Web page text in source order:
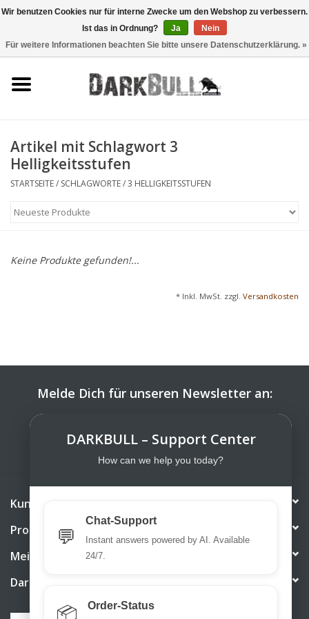
Schiesstraining
taktische Ausrüstung
Artikel mit Schlagwort 3
Helligkeitsstufen
STARTSEITE/ SCHLAGWORTE/3 HELLIGKEITSSTUFEN
Keine Produkte gefunden!...
* Inkl. MwSt. zzgl. Versandkosten
Melde Dich für unseren Newsletter an:
Kundendienst
Produkte
Mein Konto
DarkBull TrendStore
Wir benutzen Cookies nur für interne Zwecke um den Webshop zu verbessern.
Ist das in Ordnung?
Ja
Nein
Für weitere Informationen beachten Sie bitte unsere Datenschutzerklärung. »
DARKBULL – Support Center
How can we help you today?
💬
Chat-Support
Instant answers powered by AI. Available
24/7.
📦 Order-Status